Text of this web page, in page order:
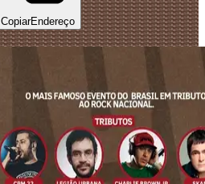
CopiarEndereço